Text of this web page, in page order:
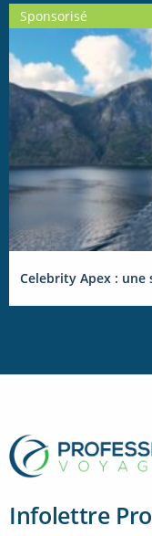
Sponsorisé
Celebrity Apex : une
Infolettre